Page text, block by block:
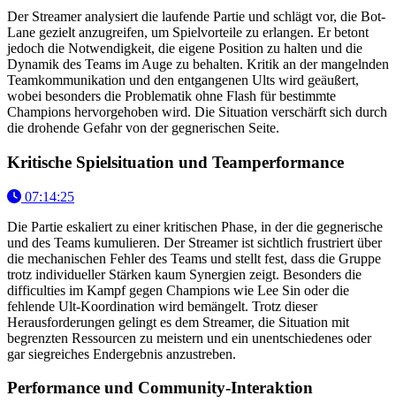
Der Streamer analysiert die laufende Partie und schlägt vor, die Bot-
Lane gezielt anzugreifen, um Spielvorteile zu erlangen. Er betont
jedoch die Notwendigkeit, die eigene Position zu halten und die
Dynamik des Teams im Auge zu behalten. Kritik an der mangelnden
Teamkommunikation und den entgangenen Ults wird geäußert,
wobei besonders die Problematik ohne Flash für bestimmte
Champions hervorgehoben wird. Die Situation verschärft sich durch
die drohende Gefahr von der gegnerischen Seite.
Kritische Spielsituation und Teamperformance
07:14:25
Die Partie eskaliert zu einer kritischen Phase, in der die gegnerische
und des Teams kumulieren. Der Streamer ist sichtlich frustriert über
die mechanischen Fehler des Teams und stellt fest, dass die Gruppe
trotz individueller Stärken kaum Synergien zeigt. Besonders die
difficulties im Kampf gegen Champions wie Lee Sin oder die
fehlende Ult-Koordination wird bemängelt. Trotz dieser
Herausforderungen gelingt es dem Streamer, die Situation mit
begrenzten Ressourcen zu meistern und ein unentschiedenes oder
gar siegreiches Endergebnis anzustreben.
Performance und Community-Interaktion